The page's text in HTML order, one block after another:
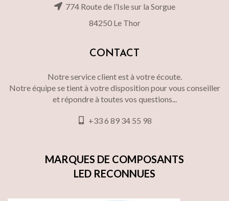
774 Route de l’Isle sur la Sorgue
84250 Le Thor
CONTACT
Notre service client est à votre écoute.
Notre équipe se tient à votre disposition pour vous conseiller
et répondre à toutes vos questions...
+33 6 89 34 55 98
MARQUES DE COMPOSANTS
LED RECONNUES